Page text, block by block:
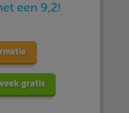
een 9,2!
gratis